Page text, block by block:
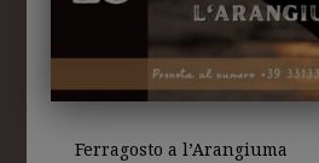
Ferragosto a l’Arangiuma